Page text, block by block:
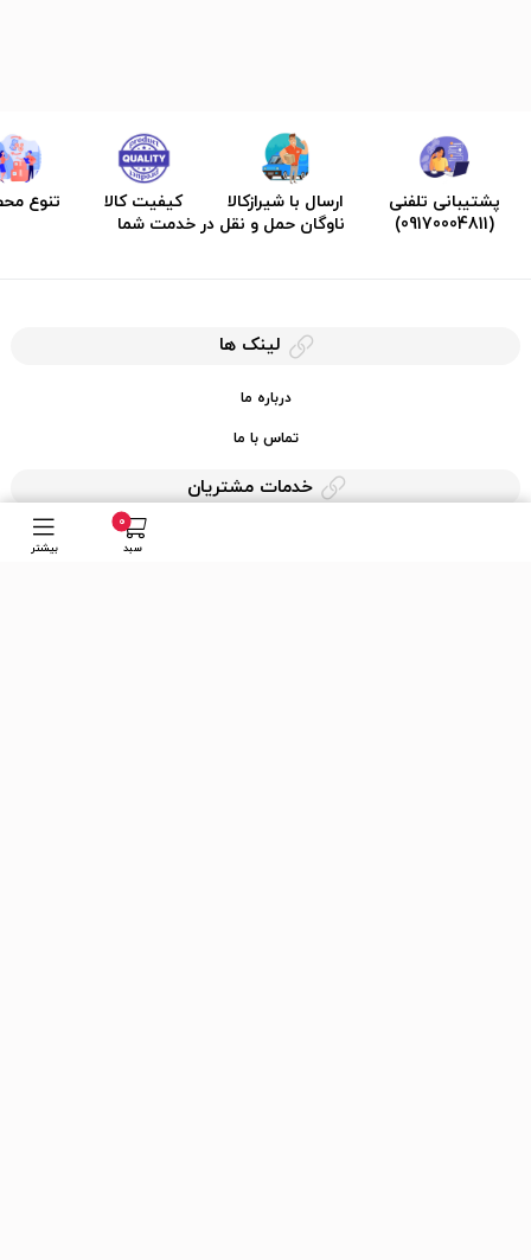
0
سبد بیشتر
پشتیبانی تلفنی
(09170004811)
ارسال با شیرازکالا
ناوگان حمل و نقل در خدمت شما
کیفیت کالا تنوع
لینک ها
درباره ما
تماس با ما
خدمات مشتریان